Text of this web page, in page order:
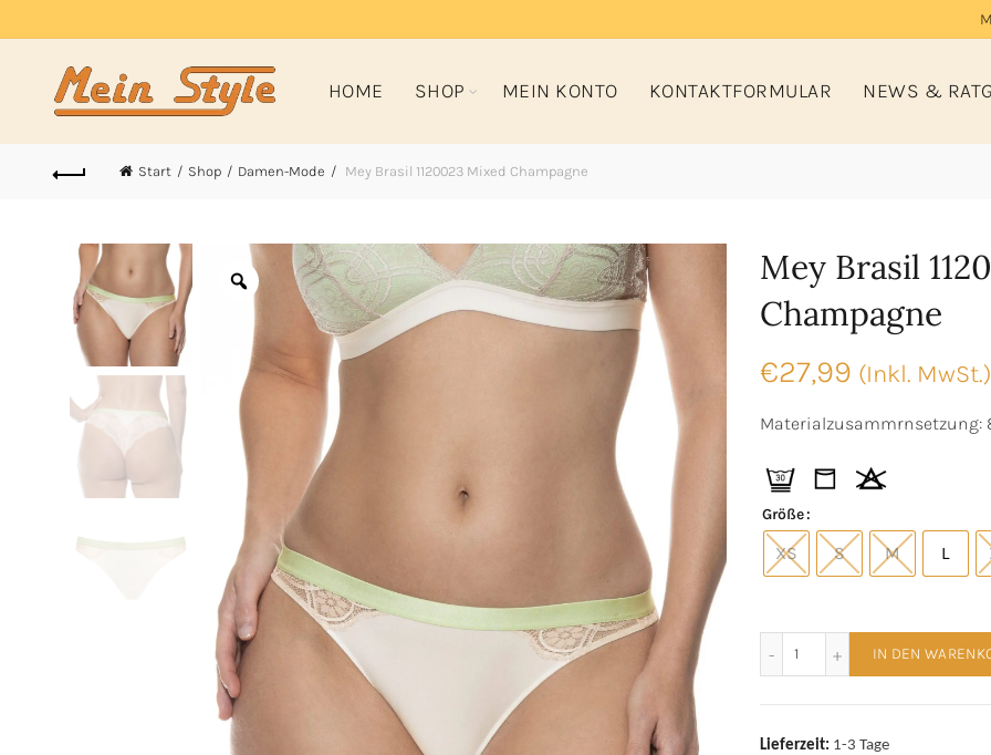
HOME SHOP MEIN KONTO KONTAKTFORMULAR NEWS &
Start Shop Damen-Mode Mey Brasil 1120023 Mixed Champagne
Mey Brasil
Champagne
€27,99 (Inkl. MwSt.)
Materialzusammrnsetzung:
Größe
XS S M L
IN DEN
Lieferzeit: 1-3 Tage